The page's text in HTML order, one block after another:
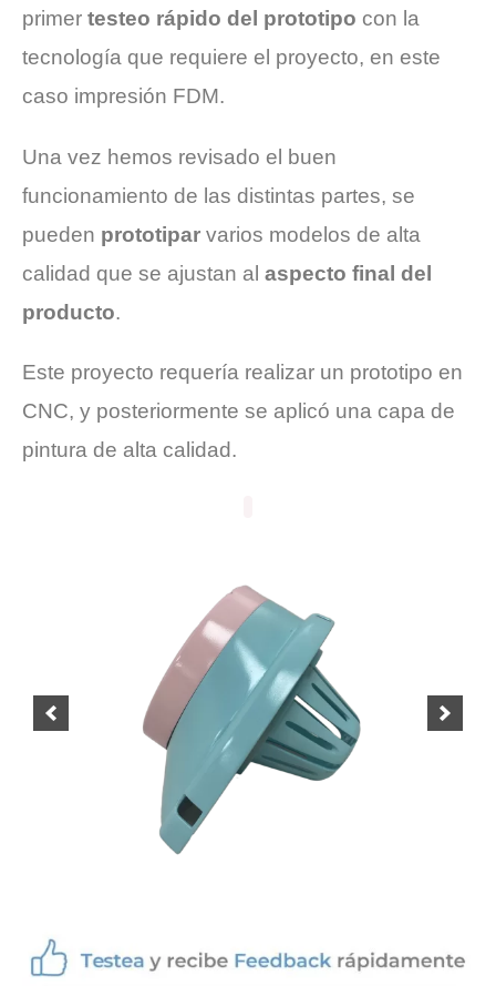
primer testeo rápido del prototipo con la
tecnología que requiere el proyecto, en este
caso impresión FDM.
Una vez hemos revisado el buen
funcionamiento de las distintas partes, se
pueden prototipar varios modelos de alta
calidad que se ajustan al aspecto final del
producto.
Este proyecto requería realizar un prototipo en
CNC, y posteriormente se aplicó una capa de
pintura de alta calidad.